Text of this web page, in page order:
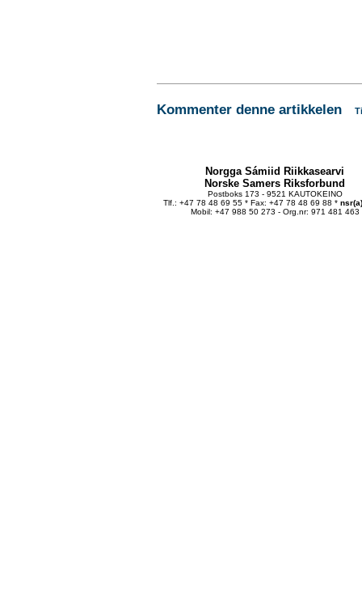
Kommenter denne artikkelen
Norgga Sámiid Riikkasearvi
Norske Samers Riksforbund
Postboks 173 - 9521 KAUTOKEINO
Tlf.: +47 78 48 69 55 * Fax: +47 78 48 69 88 *
Mobil: +47 988 50 273 - Org.nr: 971 481 463